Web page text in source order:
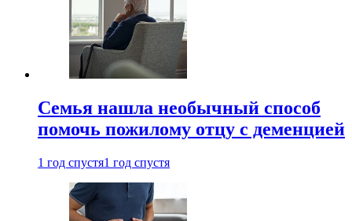
Семья нашла необычный способ
помочь пожилому отцу с деменцией
1 год спустя1 год спустя